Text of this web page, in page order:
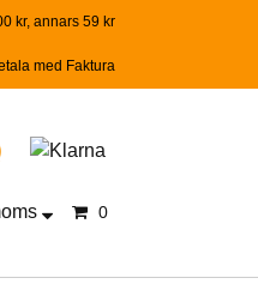
kr, annars 59 kr
med Faktura
0